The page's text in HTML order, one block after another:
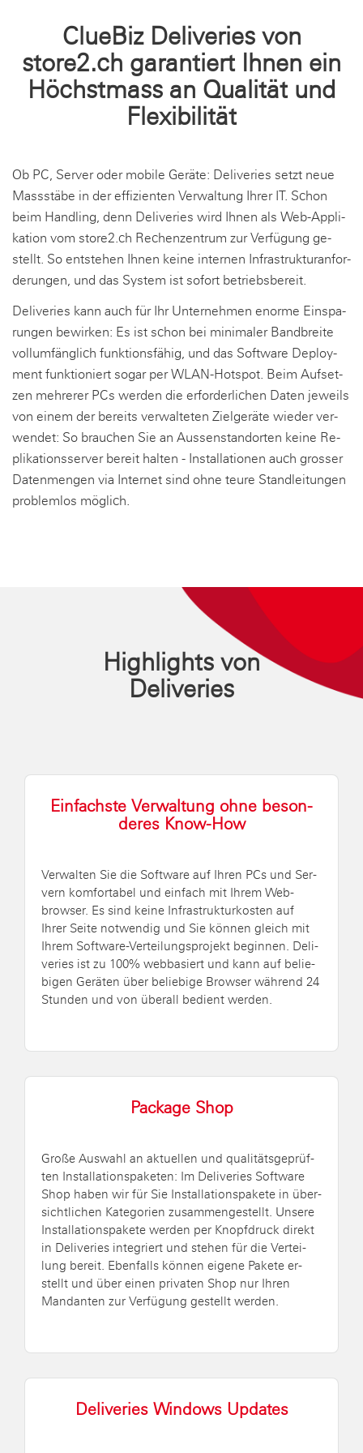
Clu­e­Biz De­li­ve­ries von
store2.ch ga­ran­tiert Ihnen ein
Höchst­mass an Qua­li­tät und
Fle­xi­bi­li­tät
Ob PC, Ser­ver oder mo­bi­le Ge­rä­te: De­li­ve­ries setzt neue
Mass­stä­be in der ef­fi­zi­en­ten Ver­wal­tung Ihrer IT. Schon
beim Hand­ling, denn De­li­ve­ries wird Ihnen als Web-Ap­pli­
ka­ti­on vom store2.ch Re­chen­zen­trum zur Ver­fü­gung ge­
stellt. So ent­ste­hen Ihnen keine in­ter­nen In­fra­struk­tur­an­for­
de­run­gen, und das Sys­tem ist so­fort be­triebs­be­reit.
De­li­ve­ries kann auch für Ihr Un­ter­neh­men enor­me Ein­spa­
run­gen be­wir­ken: Es ist schon bei mi­ni­ma­ler Band­brei­te
voll­um­fäng­lich funk­ti­ons­fä­hig, und das Soft­ware De­ploy­
ment funk­tio­niert sogar per WLAN-Hot­spot. Beim Auf­set­
zen meh­re­rer PCs wer­den die er­for­der­li­chen Daten je­weils
von einem der be­reits ver­wal­te­ten Ziel­ge­rä­te wie­der ver­
wen­det: So brau­chen Sie an Aus­sen­stand­or­ten keine Re­
pli­ka­ti­ons­ser­ver be­reit hal­ten - In­stal­la­tio­nen auch gros­ser
Da­ten­men­gen via In­ter­net sind ohne teure Stand­lei­tun­gen
pro­blem­los mög­lich.
Highlights von
Deliveries
Ein­fachs­te Ver­wal­tung ohne be­son­
de­res Know-How
Ver­wal­ten Sie die Soft­ware auf Ihren PCs und Ser­
vern kom­for­ta­bel und ein­fach mit Ihrem Web­
brow­ser. Es sind keine In­fra­struk­tur­kos­ten auf
Ihrer Seite not­wen­dig und Sie kön­nen gleich mit
Ihrem Soft­ware-Ver­tei­lungs­pro­jekt be­gin­nen. De­li­
ve­ries ist zu 100% web­ba­siert und kann auf be­lie­
bi­gen Ge­rä­ten über be­lie­bi­ge Brow­ser wäh­rend 24
Stun­den und von über­all be­dient wer­den.
Pa­cka­ge Shop
Große Aus­wahl an ak­tu­el­len und qua­li­täts­ge­prüf­
ten In­stal­la­ti­ons­pa­ke­ten: Im De­li­ve­ries Soft­ware
Shop haben wir für Sie In­stal­la­ti­ons­pa­ke­te in über­
sicht­li­chen Ka­te­go­ri­en zu­sam­men­ge­stellt. Un­se­re
In­stal­la­ti­ons­pa­ke­te wer­den per Knopf­druck di­rekt
in De­li­ve­ries in­te­griert und ste­hen für die Ver­tei­
lung be­reit. Eben­falls kön­nen ei­ge­ne Pa­ke­te er­
stellt und über einen pri­va­ten Shop nur Ihren
Man­dan­ten zur Ver­fü­gung ge­stellt wer­den.
De­li­ve­ries Win­dows Up­dates